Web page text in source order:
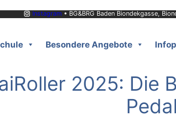
Instagram • BG&BRG Baden Biondekgasse,
Besondere Angebote
2025: